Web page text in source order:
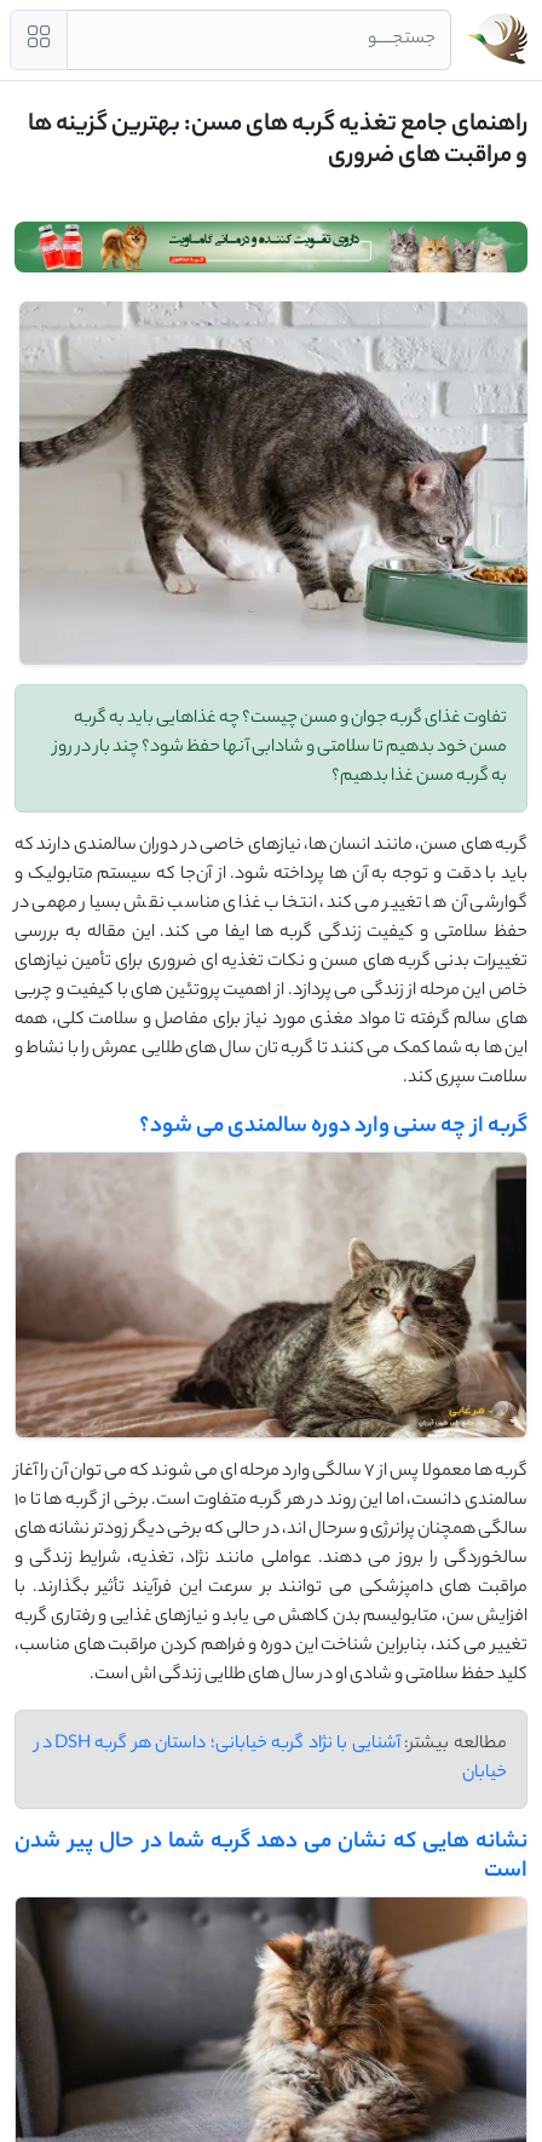
جستجــــو
راهنمای جامع تغذیه گربه ‌های مسن: بهترین گزینه‌ ها
و مراقبت‌ های ضروری
تفاوت غذای گربه جوان و مسن چیست؟ چه غذاهایی باید به گربه
مسن خود بدهیم تا سلامتی و شادابی آنها حفظ شود؟ چند بار در روز
به گربه مسن غذا بدهیم؟
گربه‌ های مسن، مانند انسان ‌ها، نیازهای خاصی در دوران سالمندی دارند که
باید با دقت و توجه به آن ‌ها پرداخته شود. از آن‌جا که سیستم متابولیک و
گوارشی آن‌ ها تغییر می ‌کند، انتخاب غذای مناسب نقش بسیار مهمی در
حفظ سلامتی و کیفیت زندگی گربه‌ ها ایفا می ‌کند. این مقاله به بررسی
تغییرات بدنی گربه ‌های مسن و نکات تغذیه ‌ای ضروری برای تأمین نیازهای
خاص این مرحله از زندگی می ‌پردازد. از اهمیت پروتئین ‌های با کیفیت و چربی
‌های سالم گرفته تا مواد مغذی مورد نیاز برای مفاصل و سلامت کلی، همه
این ‌ها به شما کمک می ‌کنند تا گربه ‌تان سال ‌های طلایی عمرش را با نشاط و
سلامت سپری کند.
گربه از چه سنی وارد دوره سالمندی می ‌شود؟
گربه ‌ها معمولا پس از ۷ سالگی وارد مرحله ‌ای می ‌شوند که می ‌توان آن را آغاز
سالمندی دانست، اما این روند در هر گربه متفاوت است. برخی از گربه‌ ها تا ۱۰
سالگی همچنان پرانرژی و سرحال ‌اند، در حالی ‌که برخی دیگر زودتر نشانه‌ های
سالخوردگی را بروز می ‌دهند. عواملی مانند نژاد، تغذیه، شرایط زندگی و
مراقبت ‌های دامپزشکی می‌ توانند بر سرعت این فرآیند تأثیر بگذارند. با
افزایش سن، متابولیسم بدن کاهش می ‌یابد و نیازهای غذایی و رفتاری گربه
تغییر می‌ کند، بنابراین شناخت این دوره و فراهم کردن مراقبت ‌های مناسب،
کلید حفظ سلامتی و شادی او در سال ‌های طلایی زندگی‌ اش است.
مطالعه بیشتر:
آشنایی با نژاد گربه خیابانی؛ داستان هر گربه DSH در
خیابان
نشانه‌ هایی که نشان می ‌دهد گربه شما در حال پیر شدن
است